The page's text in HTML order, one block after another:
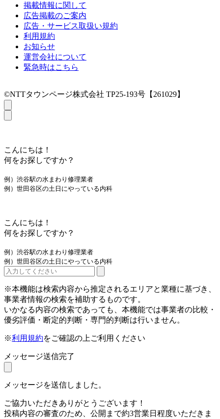
掲載情報に関して
広告掲載のご案内
広告・サービス取扱い規約
利用規約
お知らせ
運営会社について
緊急時はこちら
©NTTタウンページ株式会社 TP25-193号【261029】
こんにちは！
何をお探しですか？
例）渋谷駅の水まわり修理業者
例）世田谷区の土日にやっている内科
こんにちは！
何をお探しですか？
例）渋谷駅の水まわり修理業者
例）世田谷区の土日にやっている内科
※本機能は検索内容から推定されるエリアと業種に基づき、
事業者情報の検索を補助するものです。
いかなる内容の検索であっても、本機能では事業者の比較・
優劣評価・断定的判断・専門的判断は行いません。
※利用規約をご確認の上ご利用ください
メッセージ送信完了
メッセージを送信しました。
ご協力いただきありがとうございます！
投稿内容の審査のため、公開まで約3営業日程度いただきま